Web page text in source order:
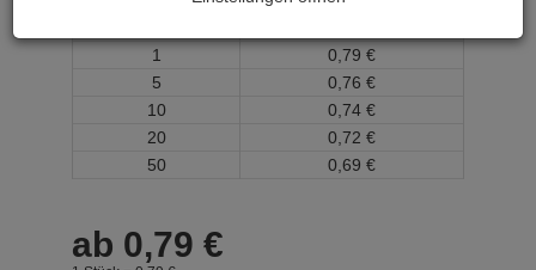
1
0, 79 €
5
0, 76 €
10
0, 74 €
20
0, 72 €
50
0, 69 €
ab 0,79 €